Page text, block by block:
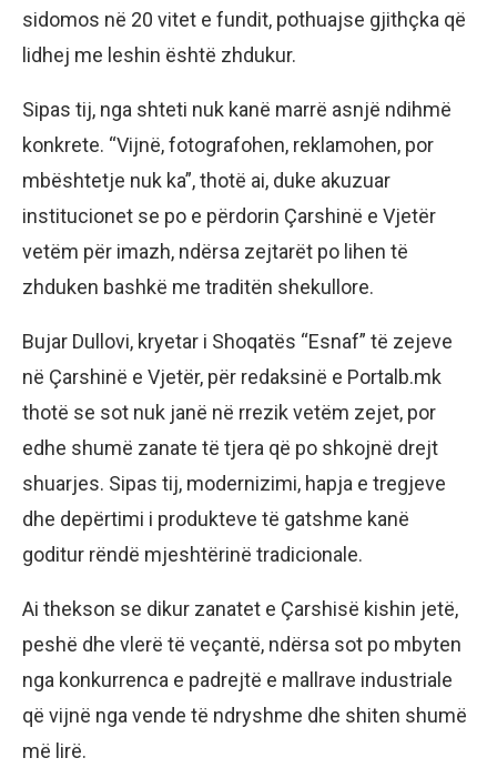
sidomos në 20 vitet e fundit, pothuajse gjithçka që
lidhej me leshin është zhdukur.
Sipas tij, nga shteti nuk kanë marrë asnjë ndihmë
konkrete. “Vijnë, fotografohen, reklamohen, por
mbështetje nuk ka”, thotë ai, duke akuzuar
institucionet se po e përdorin Çarshinë e Vjetër
vetëm për imazh, ndërsa zejtarët po lihen të
zhduken bashkë me traditën shekullore.
Bujar Dullovi, kryetar i Shoqatës “Esnaf” të zejeve
në Çarshinë e Vjetër, për redaksinë e Portalb.mk
thotë se sot nuk janë në rrezik vetëm zejet, por
edhe shumë zanate të tjera që po shkojnë drejt
shuarjes. Sipas tij, modernizimi, hapja e tregjeve
dhe depërtimi i produkteve të gatshme kanë
goditur rëndë mjeshtërinë tradicionale.
Ai thekson se dikur zanatet e Çarshisë kishin jetë,
peshë dhe vlerë të veçantë, ndërsa sot po mbyten
nga konkurrenca e padrejtë e mallrave industriale
që vijnë nga vende të ndryshme dhe shiten shumë
më lirë.